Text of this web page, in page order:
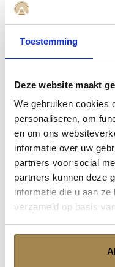
Toestemming
Deze website maakt
We gebruiken cookies
personaliseren, om
en om ons
informatie over uw
partners voor social
partners kunnen deze
informatie die u aan
verzameld op basis
Treinreis Oezbekistan
Treinreis Kazachstan
Treinreis Vietnam
Treinreis Zijderoute:
Trein- en rondreis
Treinreis Himalaya
Rondreis Mongolië:
Rondreis Mongolië:
Mongolië
Fly & drive Baltische
Bestemmingen